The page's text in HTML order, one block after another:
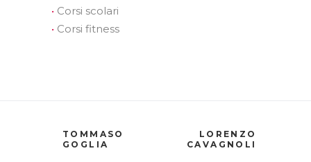
Corsi scolari
Corsi fitness
TOMMASO
GOGLIA
LORENZO
CAVAGNOLI